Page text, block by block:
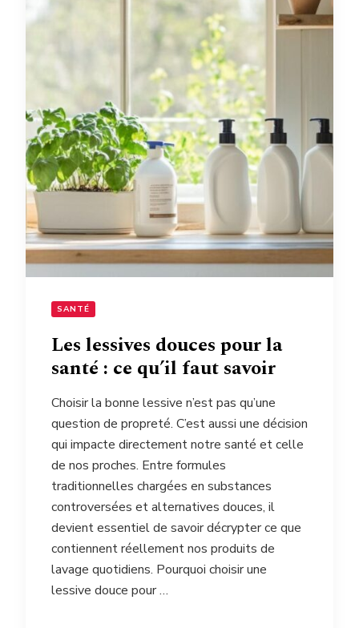
SANTÉ
Les lessives douces pour la
santé : ce qu’il faut savoir
Choisir la bonne lessive n’est pas qu’une
question de propreté. C’est aussi une décision
qui impacte directement notre santé et celle
de nos proches. Entre formules
traditionnelles chargées en substances
controversées et alternatives douces, il
devient essentiel de savoir décrypter ce que
contiennent réellement nos produits de
lavage quotidiens. Pourquoi choisir une
lessive douce pour …